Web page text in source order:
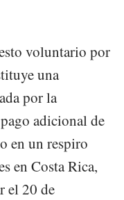
voluntario por
una
por la
adicional de
en un respiro
en Costa Rica,
el 20 de